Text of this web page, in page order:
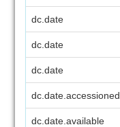
dc.date
dc.date
dc.date
dc.date.accessioned
dc.date.available